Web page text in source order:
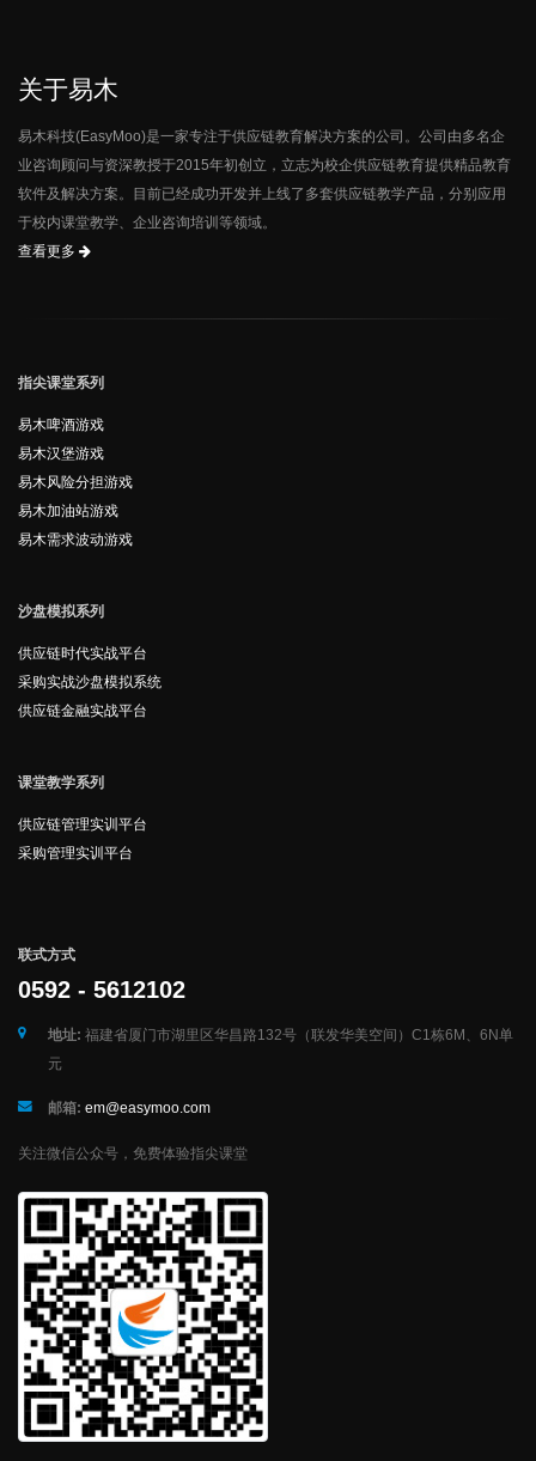
关于易木
易木科技(EasyMoo)是一家专注于供应链教育解决方案的公司。公司由多名企
业咨询顾问与资深教授于2015年初创立，立志为校企供应链教育提供精品教育
软件及解决方案。目前已经成功开发并上线了多套供应链教学产品，分别应用
于校内课堂教学、企业咨询培训等领域。
查看更多
指尖课堂系列
易木啤酒游戏
易木汉堡游戏
易木风险分担游戏
易木加油站游戏
易木需求波动游戏
沙盘模拟系列
供应链时代实战平台
采购实战沙盘模拟系统
供应链金融实战平台
课堂教学系列
供应链管理实训平台
采购管理实训平台
联式方式
0592 - 5612102
地址: 福建省厦门市湖里区华昌路132号（联发华美空间）C1栋6M、6N单
元
邮箱: em@easymoo.com
关注微信公众号，免费体验指尖课堂